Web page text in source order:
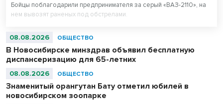
Бойцы поблагодарили предпринимателя за серый «ВАЗ-2110», на
нем вывозят раненых под обстрелами.
08.08.2026 ОБЩЕСТВО
В Новосибирске минздрав объявил бесплатную
диспансеризацию для 65-летних
08.08.2026 ОБЩЕСТВО
Знаменитый орангутан Бату отметил юбилей в
новосибирском зоопарке